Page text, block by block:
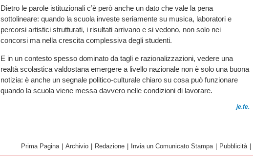
Dietro le parole istituzionali c’è però anche un dato che vale la pena
sottolineare: quando la scuola investe seriamente su musica, laboratori e
percorsi artistici strutturati, i risultati arrivano e si vedono, non solo nei
concorsi ma nella crescita complessiva degli studenti.
E in un contesto spesso dominato da tagli e razionalizzazioni, vedere una
realtà scolastica valdostana emergere a livello nazionale non è solo una buona
notizia: è anche un segnale politico-culturale chiaro su cosa può funzionare
quando la scuola viene messa davvero nelle condizioni di lavorare.
je.fe.
Prima Pagina Archivio Redazione Invia un Comunicato Stampa Pubblicità